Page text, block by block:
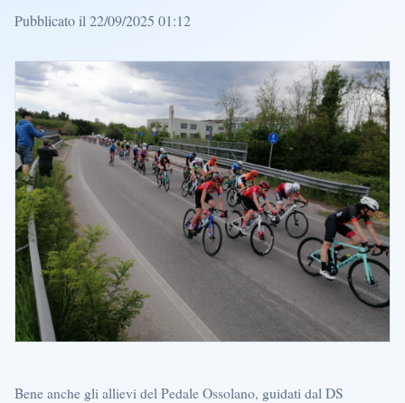
Pubblicato il 22/09/2025 01:12
Bene anche gli allievi del Pedale Ossolano, guidati dal DS